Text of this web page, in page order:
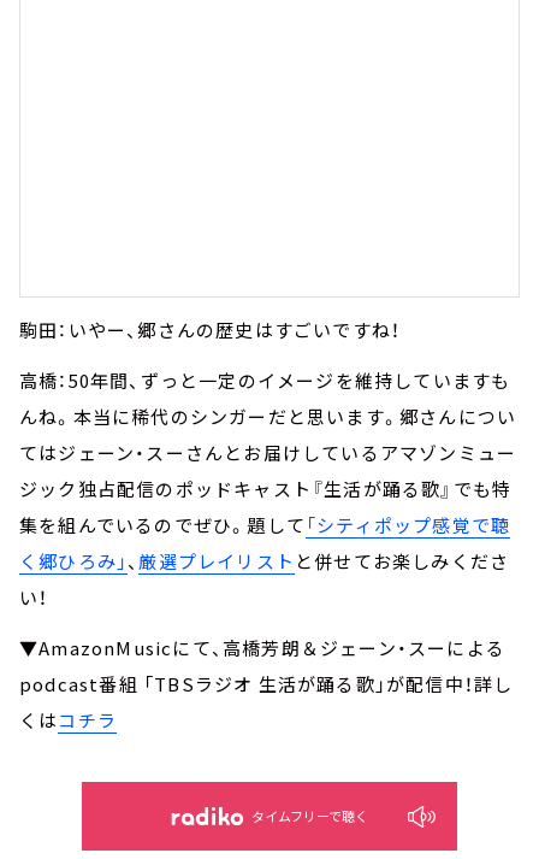
駒田：いやー、郷さんの歴史はすごいですね！
高橋：50年間、ずっと一定のイメージを維持していますも
んね。本当に稀代のシンガーだと思います。郷さんについ
てはジェーン・スーさんとお届けしているアマゾンミュー
ジック独占配信のポッドキャスト『生活が踊る歌』でも特
集を組んでいるのでぜひ。題して 「シティポップ感覚で聴
く郷ひろみ」、厳選プレイリスト と併せてお楽しみくださ
い！
▼AmazonMusicにて、高橋芳朗＆ジェーン・スーによる
podcast番組 「TBSラジオ 生活が踊る歌」が配信中！詳し
くはコチラ
タイムフリーで聴く